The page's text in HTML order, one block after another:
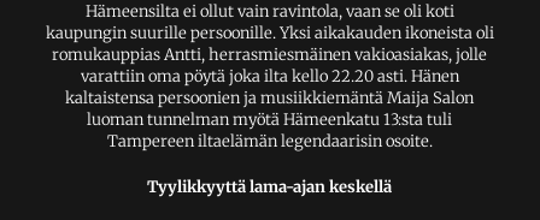
Hämeensilta ei ollut vain ravintola, vaan se oli koti
kaupungin suurille persoonille. Yksi aikakauden ikoneista oli
romukauppias Antti, herrasmiesmäinen vakioasiakas, jolle
varattiin oma pöytä joka ilta kello 22.20 asti. Hänen
kaltaistensa persoonien ja musiikkiemäntä Maija Salon
luoman tunnelman myötä Hämeenkatu 13:sta tuli
Tampereen iltaelämän legendaarisin osoite.
Tyylikkyyttä lama-ajan keskellä